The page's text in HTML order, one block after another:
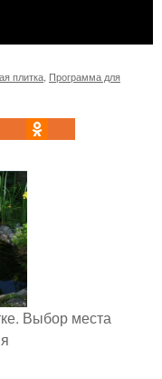
плитка Программа для
Выбор места